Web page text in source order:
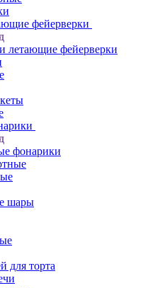
фейерверки
летающие фейерверки
фонарики
шары
для торта